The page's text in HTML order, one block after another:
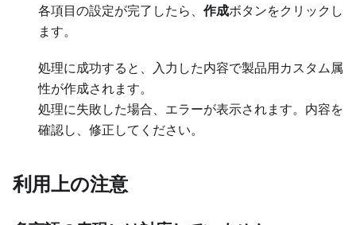
各項目の設定が完了したら、 作成ボタンをクリックし
ます。
処理に成功すると、入力した内容で製品用カスタム属
性が作成されます。
処理に失敗した場合、エラーが表示されます。内容を
確認し、修正してください。
利用上の注意